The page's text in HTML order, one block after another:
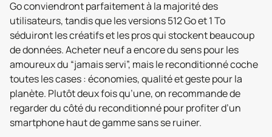
Go conviendront parfaitement à la majorité des
utilisateurs, tandis que les versions 512 Go et 1 To
séduiront les créatifs et les pros qui stockent beaucoup
de données. Acheter neuf a encore du sens pour les
amoureux du “jamais servi”, mais le reconditionné coche
toutes les cases : économies, qualité et geste pour la
planète. Plutôt deux fois qu’une, on recommande de
regarder du côté du reconditionné pour profiter d’un
smartphone haut de gamme sans se ruiner.